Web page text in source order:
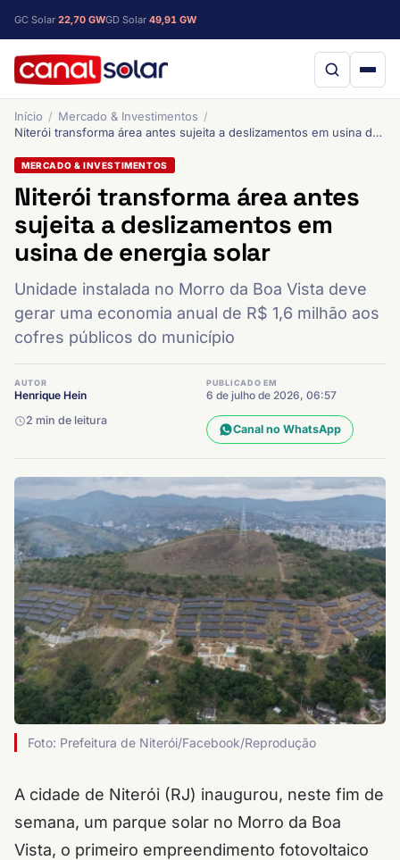
GC Solar 22,70 GWGD Solar 49,91 GW
Início
Mercado & Investimentos
Niterói transforma área antes sujeita a deslizamentos em usina de energia solar
MERCADO & INVESTIMENTOS
Niterói transforma área antes
sujeita a deslizamentos em
usina de energia solar
Unidade instalada no Morro da Boa Vista deve
gerar uma economia anual de R$ 1,6 milhão aos
cofres públicos do município
AUTOR
Henrique Hein
PUBLICADO EM
6 de julho de 2026, 06:57
2 min de leitura
Canal no WhatsApp
Foto: Prefeitura de Niterói/Facebook/Reprodução
A cidade de Niterói (RJ) inaugurou, neste fim de
semana, um parque solar no Morro da Boa
Vista, o primeiro empreendimento fotovoltaico